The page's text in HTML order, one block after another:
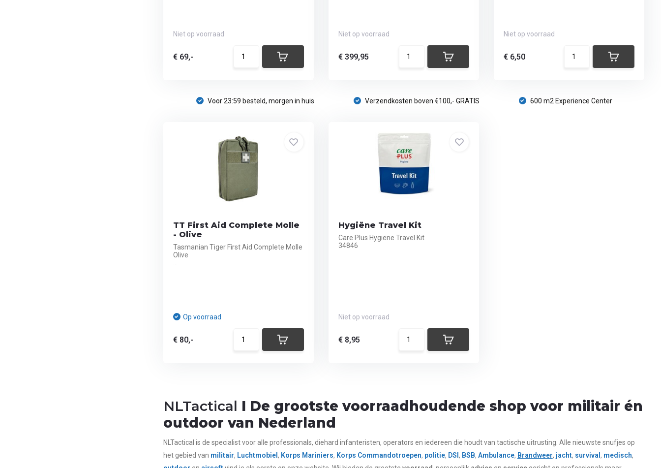
Niet op voorraad
€ 69,-
Niet op voorraad
€ 399,95
Niet op voorraad
€ 6,50
Voor 23:59 besteld, morgen in huis Verzendkosten boven €100,- GRATIS 600 m2 Experience Center
TT First Aid Complete Molle
- Olive
Tasmanian Tiger First Aid Complete Molle
Olive
Op voorraad
€ 80,-
Hygiëne Travel Kit
Care Plus Hygiëne Travel Kit
34846
Niet op voorraad
€ 8,95
NLTactical I De grootste voorraadhoudende shop voor militair én
outdoor van Nederland
NLTactical is de specialist voor alle professionals, diehard infanteristen, operators en iedereen die houdt van tactische uitrusting. Alle nieuwste snufjes op
het gebied van militair, Luchtmobiel , Korps Mariniers, Korps Commandotroepen, politie, DSI , BSB, Ambulance, Brandweer, jacht, survival , medisch,